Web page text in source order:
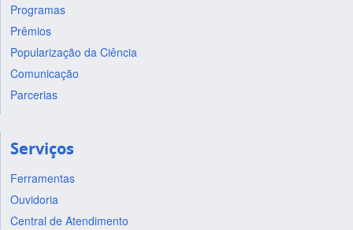
Programas
Prêmios
Popularização da Ciência
Comunicação
Parcerias
Serviços
Ferramentas
Ouvidoria
Central de Atendimento